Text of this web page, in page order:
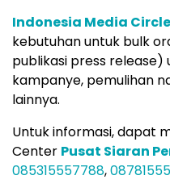
Indonesia Media Circle
kebutuhan untuk bulk
publikasi press
kampanye, pemulihan
lainnya.
Untuk informasi, dapat
Center Pusat Siaran
085315557788,